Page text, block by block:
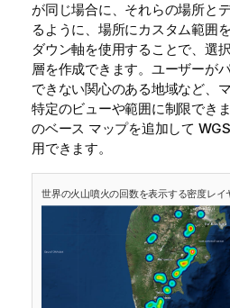
が同じ場合に、それらの場所と
るように、場所にカスタム範囲
ダウン軸を使用することで、選
層を作成できます。ユーザーが
できない関心のある地域など、
特定のビューや範囲に制限でき
のベース マップを追加して
用できます。
世界の火山噴火の回数を表示する密度レイ